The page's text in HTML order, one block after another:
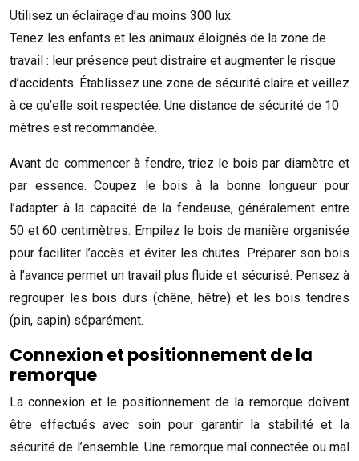
Utilisez un éclairage d’au moins 300 lux.
Tenez les enfants et les animaux éloignés de la zone de
travail : leur présence peut distraire et augmenter le risque
d’accidents. Établissez une zone de sécurité claire et veillez
à ce qu’elle soit respectée. Une distance de sécurité de 10
mètres est recommandée.
Avant de commencer à fendre, triez le bois par diamètre et
par essence. Coupez le bois à la bonne longueur pour
l’adapter à la capacité de la fendeuse, généralement entre
50 et 60 centimètres. Empilez le bois de manière organisée
pour faciliter l’accès et éviter les chutes. Préparer son bois
à l’avance permet un travail plus fluide et sécurisé. Pensez à
regrouper les bois durs (chêne, hêtre) et les bois tendres
(pin, sapin) séparément.
Connexion et positionnement de la
remorque
La connexion et le positionnement de la remorque doivent
être effectués avec soin pour garantir la stabilité et la
sécurité de l’ensemble. Une remorque mal connectée ou mal